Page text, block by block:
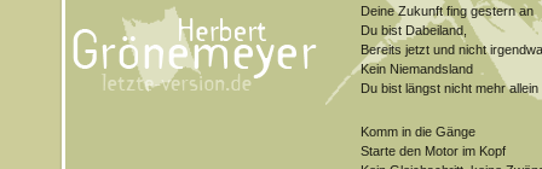
Deine Zukunft fing gestern an
Du bist Dabeiland,
Bereits jetzt und nicht
Kein Niemandsland
Du bist längst nicht mehr allein
Komm in die Gänge
Starte den Motor im Kopf